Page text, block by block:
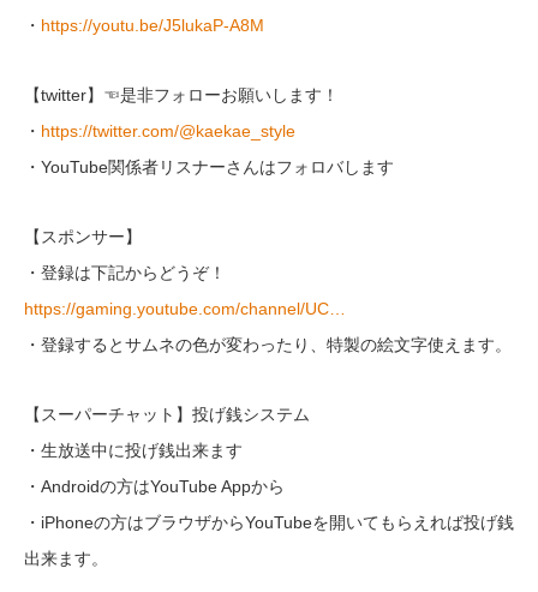
・ https://youtu.be/J5lukaP-A8M
【twitter】☜是非フォローお願いします！
・ https://twitter.com/@kaekae_style
・YouTube関係者リスナーさんはフォロバします
【スポンサー】
・登録は下記からどうぞ！
https://gaming.youtube.com/channel/UC…
・登録するとサムネの色が変わったり、特製の絵文字使えます。
【スーパーチャット】投げ銭システム
・生放送中に投げ銭出来ます
・Androidの方はYouTube Appから
・iPhoneの方はブラウザからYouTubeを開いてもらえれば投げ銭
出来ます。